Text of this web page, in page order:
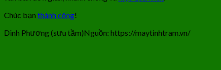
Chúc bạn thành công!
Dinh Phương (sưu tầm)Nguồn: https://maytinhtram.vn/